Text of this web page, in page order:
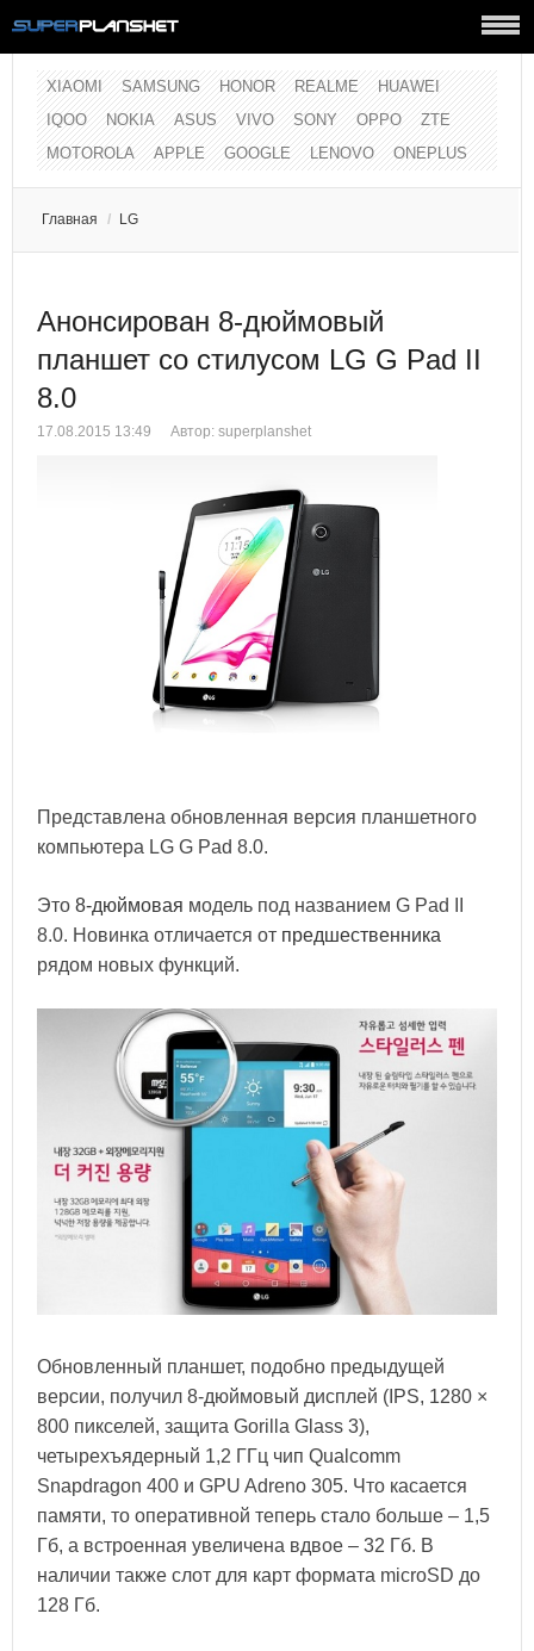
XIAOMI SAMSUNG HONOR REALME
HUAWEI
IQOO
NOKIA ASUS VIVO SONY OPPO
ZTE
MOTOROLA
APPLE GOOGLE LENOVO ONEPLUS
Главная / LG
Анонсирован 8-дюймовый
планшет со стилусом LG G Pad II
8.0
17.08.2015 13:49 Автор: superplanshet
Представлена обновленная версия планшетного
компьютера LG G Pad 8.0.
Это 8-дюймовая модель под названием G Pad II
8.0. Новинка отличается от предшественника
рядом новых функций.
Обновленный планшет, подобно предыдущей
версии, получил 8-дюймовый дисплей (IPS, 1280 ×
800 пикселей, защита Gorilla Glass 3),
четырехъядерный 1,2 ГГц чип Qualcomm
Snapdragon 400 и GPU Adreno 305. Что касается
памяти, то оперативной теперь стало больше – 1,5
Гб, а встроенная увеличена вдвое – 32 Гб. В
наличии также слот для карт формата microSD до
128 Гб.